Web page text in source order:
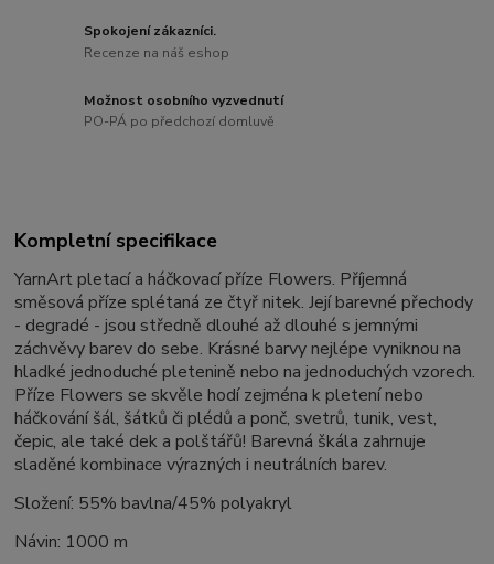
Spokojení zákazníci.
Recenze na náš eshop
Možnost osobního vyzvednutí
PO-PÁ po předchozí domluvě
Kompletní specifikace
YarnArt pletací a háčkovací příze Flowers. Příjemná
směsová příze splétaná ze čtyř nitek. Její barevné přechody
- degradé - jsou středně dlouhé až dlouhé s jemnými
záchvěvy barev do sebe. Krásné barvy nejlépe vyniknou na
hladké jednoduché pletenině nebo na jednoduchých vzorech.
Příze Flowers se skvěle hodí zejména k pletení nebo
háčkování šál, šátků či plédů a ponč, svetrů, tunik, vest,
čepic, ale také dek a polštářů! Barevná škála zahrnuje
sladěné kombinace výrazných i neutrálních barev.
Složení: 55% bavlna/45% polyakryl
Návin: 1000 m